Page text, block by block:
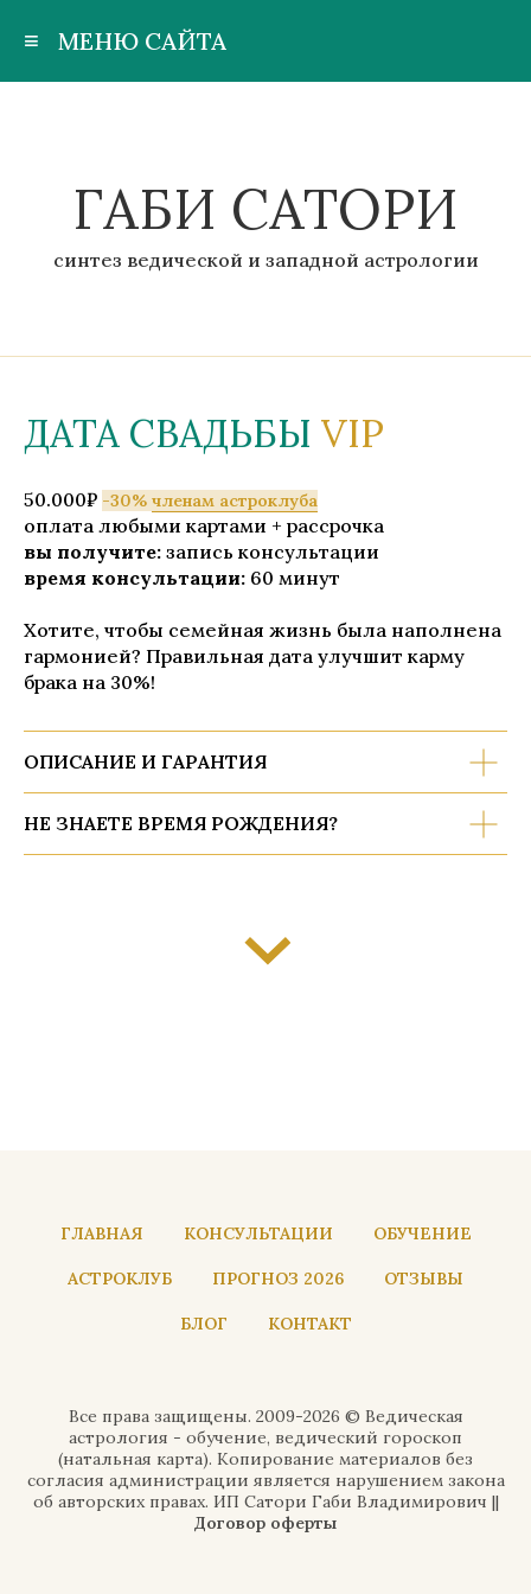
≡ МЕНЮ САЙТА
ГАБИ САТОРИ
синтез ведической и западной астрологии
ДАТА СВАДЬБЫ VIP
50.000₽ -30% членам астроклуба
оплата любыми картами + рассрочка
вы получите: запись консультации
время консультации: 60 минут
Хотите, чтобы семейная жизнь была наполнена
гармонией? Правильная дата улучшит карму
брака на 30%!
ОПИСАНИЕ И ГАРАНТИЯ
НЕ ЗНАЕТЕ ВРЕМЯ РОЖДЕНИЯ?
ГЛАВНАЯ КОНСУЛЬТАЦИИ ОБУЧЕНИЕ
АСТРОКЛУБ ПРОГНОЗ 2026 ОТЗЫВЫ
БЛОГ КОНТАКТ
Все права защищены. 2009-2026 © Ведическая
астрология - обучение, ведический гороскоп
(натальная карта). Копирование материалов без
согласия администрации является нарушением закона
об авторских правах. ИП Сатори Габи Владимирович ||
Договор оферты